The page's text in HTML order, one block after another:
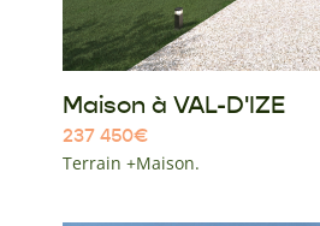
Maison à VAL-D'IZE
237 450€
Terrain +Maison.